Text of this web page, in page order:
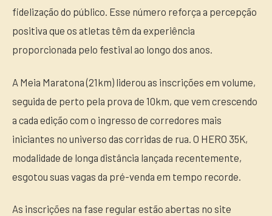
fidelização do público. Esse número reforça a percepção
positiva que os atletas têm da experiência
proporcionada pelo festival ao longo dos anos.
A Meia Maratona (21km) liderou as inscrições em volume,
seguida de perto pela prova de 10km, que vem crescendo
a cada edição com o ingresso de corredores mais
iniciantes no universo das corridas de rua. O HERO 35K,
modalidade de longa distância lançada recentemente,
esgotou suas vagas da pré-venda em tempo recorde.
As inscrições na fase regular estão abertas no site